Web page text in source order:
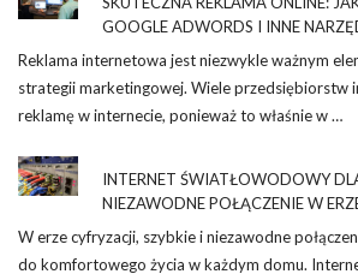
GOOGLE ADWORDS I INNE
Reklama internetowa jest niezwykle ważnym
strategii marketingowej. Wiele przedsiębiorstw
reklamę w internecie, ponieważ to właśnie w …
INTERNET ŚWIATŁOWODOWY
NIEZAWODNE POŁĄCZENIE W
W erze cyfryzacji, szybkie i niezawodne
do komfortowego życia w każdym domu.